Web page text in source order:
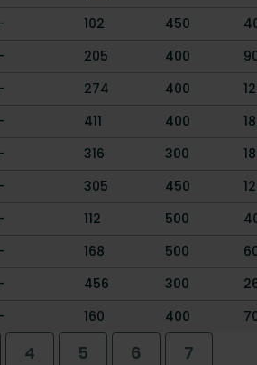
102 450
205 400
274 400
411 400
316 300
305 450
112 500
168 500
456 300
160 400
4 5 6
7